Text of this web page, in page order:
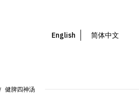
English 简体中文
健脾四神汤